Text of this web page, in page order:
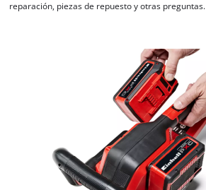
reparación, piezas de repuesto y otras preguntas.